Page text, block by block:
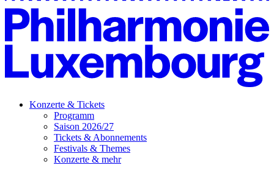
Konzerte & Tickets
Programm
Saison 2026/27
Tickets & Abonnements
Festivals & Themes
Konzerte & mehr